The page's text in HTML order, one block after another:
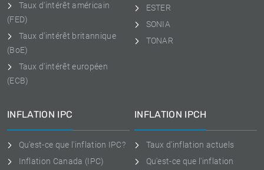
Taux d'intérêt américain
(FED)
Taux d'intérêt britannique
(BoE)
Taux d'intérêt européen
(ECB)
ESTER
SONIA
TONAR
INFLATION IPC
Qu'est-ce que l'inflation IPC?
Inflation Canada (IPC)
INFLATION IPCH
Taux d'inflation actuels
Qu'est-ce que l'inflation